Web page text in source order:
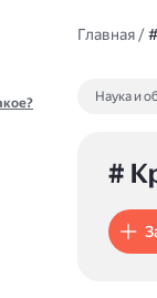
Главная/
Наука и
#